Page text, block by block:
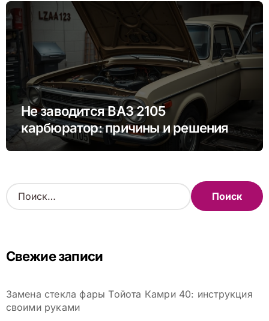
Не заводится ВАЗ 2105
карбюратор: причины и решения
проблемы
Н
а
:Свежие записи
Замена стекла фары Тойота Камри 40: инструкция
своими руками